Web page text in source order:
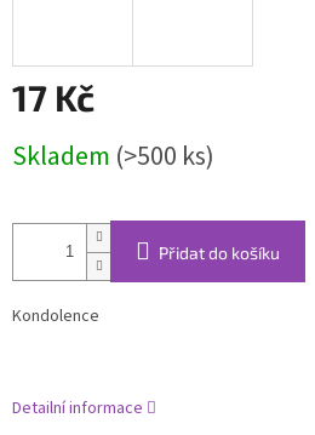
17 Kč
cena:
Skladem (>500 ks)
Přidat do košíku
Kondolence
Detailní informace